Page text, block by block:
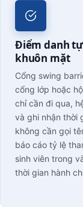
Điểm danh
khuôn mặt
Cổng swing
cổng lớp hoặc
chỉ cần đi qua,
và ghi nhận thời
không cần gọi
báo cáo tỷ lệ
sinh viên trong
thời gian hành